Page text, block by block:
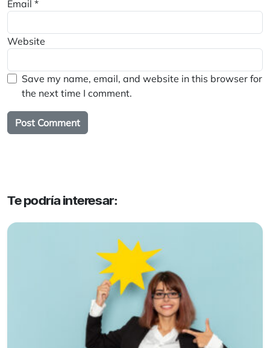
Email *
Website
Save my name, email, and website in this browser for
the next time I comment.
Te podría interesar: